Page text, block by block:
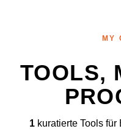
MY
TOOLS,
1 kuratierte Tools